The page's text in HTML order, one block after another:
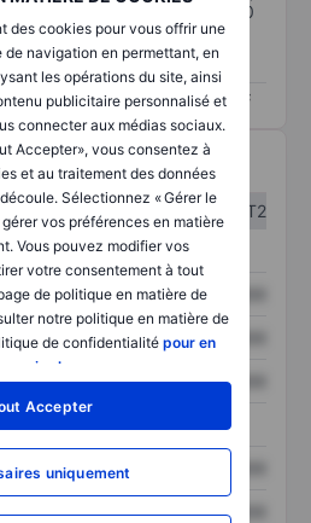
des cookies pour vous offrir une
de navigation en permettant, en
les opérations du site, ainsi
publicitaire personnalisé et
connecter aux médias sociaux.
Accepter», vous consentez à
et au traitement des données
Sélectionnez « Gérer le
vos préférences en matière
Vous pouvez modifier vos
votre consentement à tout
de politique en matière de
notre politique en matière de
de confidentialitépour en
savoir plus
Accepter
uniquement
équivaut à aucun risque et 100
ESG (en anglais)
/
T2
XXXXXXX XXXXXXX
XXXXXXX XXXXXXX
XXXXXXX XXXXXXX
XXXXXXX
XXXXXXX XXXXXXX